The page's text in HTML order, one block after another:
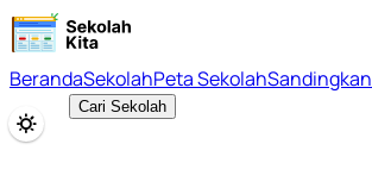
BerandaSekolahPeta SekolahSandingkan
Cari Sekolah